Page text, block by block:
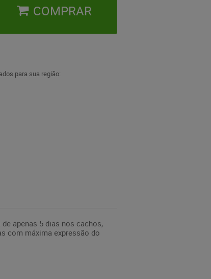
COMPRAR
para sua região:
apenas 5 dias nos cachos,
com máxima expressão do